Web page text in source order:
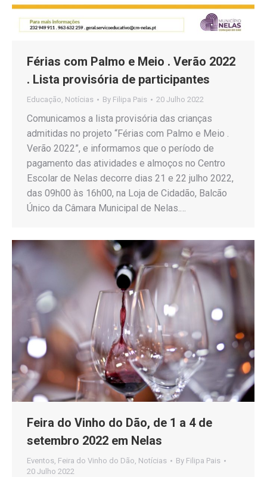
Férias com Palmo e Meio . Verão 2022
. Lista provisória de participantes
Educação, Notícias By Filipa Pais 20 Julho 2022
Comunicamos a lista provisória das crianças
admitidas no projeto “Férias com Palmo e Meio .
Verão 2022”, e informamos que o período de
pagamento das atividades e almoços no Centro
Escolar de Nelas decorre dias 21 e 22 julho 2022,
das 09h00 às 16h00, na Loja de Cidadão, Balcão
Único da Câmara Municipal de Nelas.…
Feira do Vinho do Dão, de 1 a 4 de
setembro 2022 em Nelas
Eventos, Feira do Vinho do Dão, Notícias By Filipa Pais
20 Julho 2022